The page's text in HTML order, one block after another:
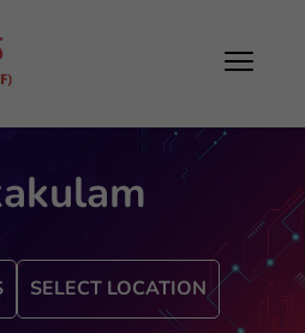
SELECT LOCATION